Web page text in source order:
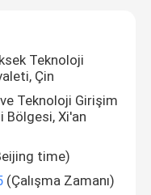
Teknoloji
Çin
Teknoloji Girişim
Bölgesi, Xi'an
time)
(Çalışma Zamanı)